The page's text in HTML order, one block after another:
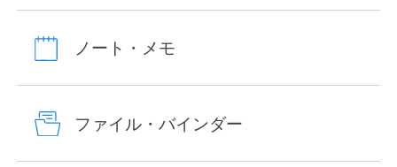
ノート・メモ
ファイル・バインダー